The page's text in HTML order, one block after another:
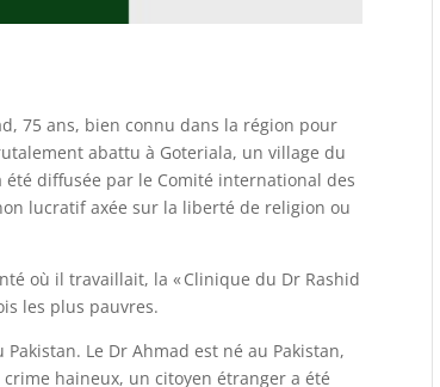
75 ans, bien connu dans la région pour
abattu à Goteriala, un village du
diffusée par le Comité international des
lucratif axée sur la liberté de religion ou
où il travaillait, la « Clinique du Dr Rashid
les plus pauvres.
Le Dr Ahmad est né au Pakistan,
haineux, un citoyen étranger a été